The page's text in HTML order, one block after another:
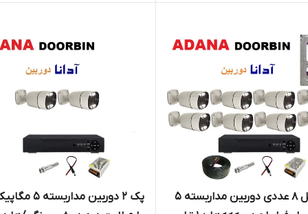
پک کامل 8 عددی دوربین مداربسته 5
پک 2 دوربین